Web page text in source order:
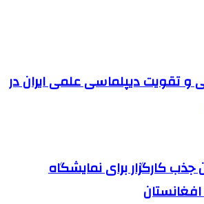
تقویت دیپلماسی علمی ایران در
جذب کارگزار برای نمایشگاه